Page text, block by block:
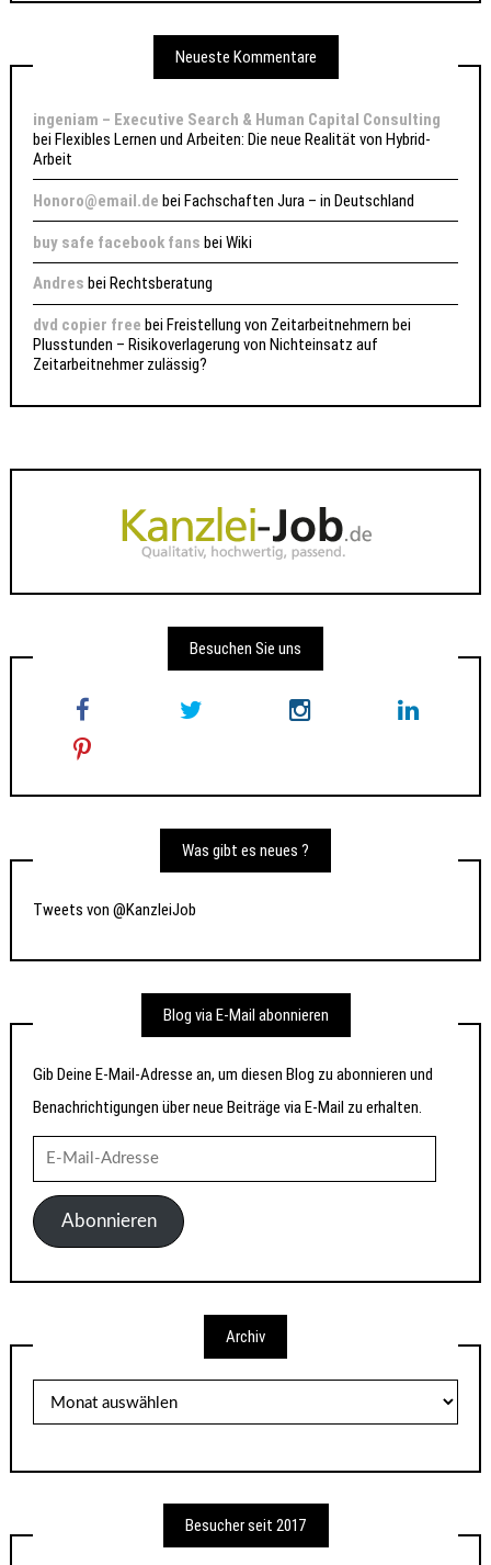
Neueste Kommentare
ingeniam – Executive Search & Human Capital Consulting
beiFlexibles Lernen und Arbeiten: Die neue Realität von Hybrid-
Arbeit
Honoro@email.de beiFachschaften Jura – in Deutschland
buy safe facebook fans beiWiki
Andres beiRechtsberatung
dvd copier free beiFreistellung von Zeitarbeitnehmern bei
Plusstunden – Risikoverlagerung von Nichteinsatz auf
Zeitarbeitnehmer zulässig?
Besuchen Sie uns
Was gibt es neues ?
Tweets von @KanzleiJob
Blog via E-Mail abonnieren
Gib Deine E-Mail-Adresse an, um diesen Blog zu abonnieren und
Benachrichtigungen über neue Beiträge via E-Mail zu erhalten.
Mail-
AdresseAbonnieren
Archiv
Besucher seit 2017